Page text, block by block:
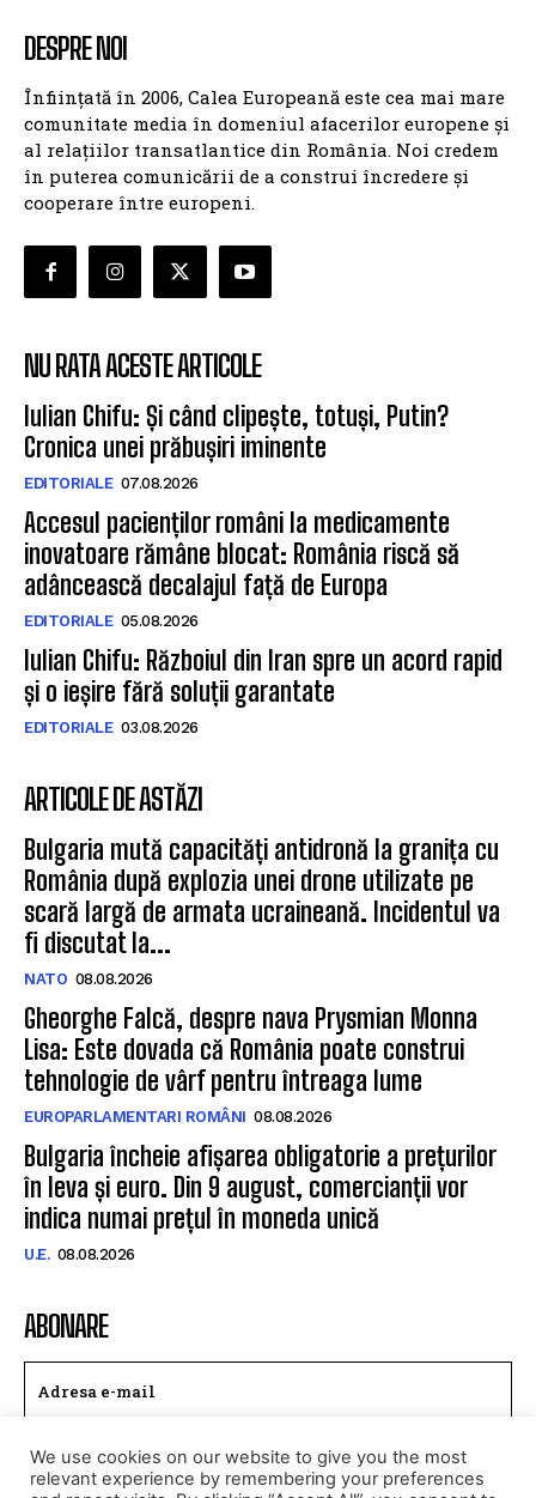
DESPRE NOI
Înființată în 2006, Calea Europeană este cea mai mare
comunitate media în domeniul afacerilor europene și
al relațiilor transatlantice din România. Noi credem
în puterea comunicării de a construi încredere și
cooperare între europeni.
NU RATA ACESTE ARTICOLE
Iulian Chifu: Și când clipește, totuși, Putin?
Cronica unei prăbușiri iminente
EDITORIALE 07.08.2026
Accesul pacienților români la medicamente
inovatoare rămâne blocat: România riscă să
adâncească decalajul față de Europa
EDITORIALE 05.08.2026
Iulian Chifu: Războiul din Iran spre un acord rapid
și o ieșire fără soluții garantate
EDITORIALE 03.08.2026
ARTICOLE DE ASTĂZI
Bulgaria mută capacități antidronă la granița cu
România după explozia unei drone utilizate pe
scară largă de armata ucraineană. Incidentul va
fi discutat la...
NATO 08.08.2026
Gheorghe Falcă, despre nava Prysmian Monna
Lisa: Este dovada că România poate construi
tehnologie de vârf pentru întreaga lume
EUROPARLAMENTARI ROMÂNI 08.08.2026
Bulgaria încheie afișarea obligatorie a prețurilor
în leva și euro. Din 9 august, comercianții vor
indica numai prețul în moneda unică
U.E. 08.08.2026
ABONARE
TRIMITE
We use cookies on our website to give you the most
relevant experience by remembering your preferences